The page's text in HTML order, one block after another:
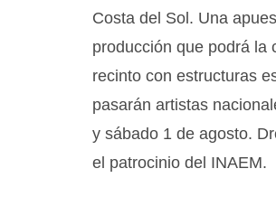
Costa del Sol. Una
producción que podrá la
recinto con estructuras
pasarán artistas
y sábado 1 de agosto.
el patrocinio del INAEM.